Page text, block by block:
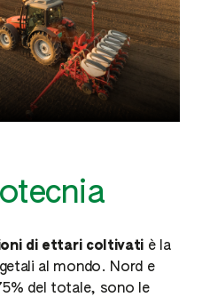
di ettari coltivati è la
al mondo. Nord e
del totale, sono le